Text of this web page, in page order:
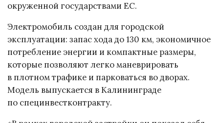
окруженной государствами ЕС.
Электромобиль создан для городской
эксплуатации: запас хода до 130 км, экономичное
потребление энергии и компактные размеры,
которые позволяют легко маневрировать
в плотном трафике и парковаться во дворах.
Модель выпускается в Калининграде
по специнвестконтракту.